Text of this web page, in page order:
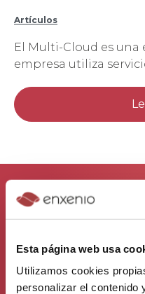
Esta página web usa
Utilizamos cookies
personalizar el contenido
Artículos
El Multi-Cloud es una
empresa utiliza
o Azure, entre otros)
uno solo. Esta
rendimiento, se